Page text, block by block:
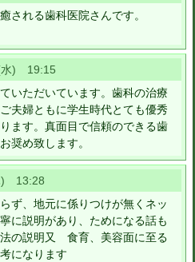
される歯科医院さんです。
) 19:15
いただいています。歯科の治療
夫婦ともに学生時代とても優秀
ます。真面目で信頼のできる歯
奨め致します。
13:28
ず、地元に係りつけが無くネッ
に説明があり、ためになる話も
の説明又 食育、美容面に至る
になります